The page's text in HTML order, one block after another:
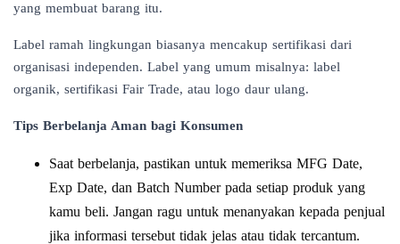
yang membuat barang itu.
Label ramah lingkungan biasanya mencakup sertifikasi dari
organisasi independen. Label yang umum misalnya: label
organik, sertifikasi Fair Trade, atau logo daur ulang.
Tips Berbelanja Aman bagi Konsumen
Saat berbelanja, pastikan untuk memeriksa MFG Date,
Exp Date, dan Batch Number pada setiap produk yang
kamu beli. Jangan ragu untuk menanyakan kepada penjual
jika informasi tersebut tidak jelas atau tidak tercantum.